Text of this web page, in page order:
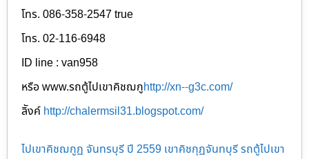
โทร. 086-358-2547 true
โทร. 02-116-6948
ID line : van958
หรือ www.รถตู้ไปเขาคิชฌกูhttp://xn--g3c.com/
ลิังค์ http://chalermsil31.blogspot.com/
ไปเขาคิชฌกูฏ จันทรบุรี ปี 2559 เขาคิชกุฏจันทบุรี รถตู้ไปเขา